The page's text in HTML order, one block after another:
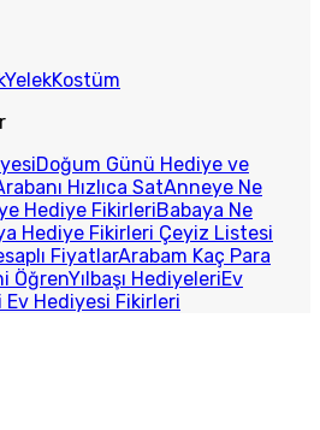
YelekKostüm
Doğum Günü Hediye ve
Hızlıca SatAnneye Ne
Hediye FikirleriBabaya Ne
Hediye Fikirleri Çeyiz Listesi
FiyatlarArabam Kaç Para
ÖğrenYılbaşı HediyeleriEv
Ev Hediyesi Fikirleri